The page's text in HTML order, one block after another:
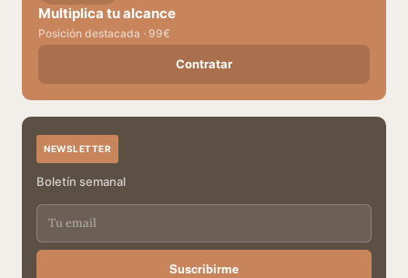
Multiplica tu alcance
Posición destacada · 99€
Contratar
NEWSLETTER
Boletín semanal
Suscribirme